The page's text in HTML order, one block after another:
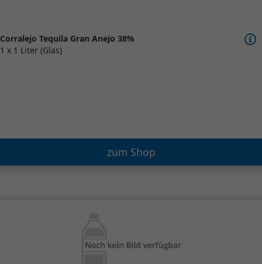
Corralejo Tequila Gran Anejo 38%
1 x 1 Liter (Glas)
zum Shop